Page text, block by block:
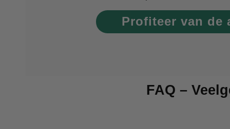
Profiteer van de
FAQ –